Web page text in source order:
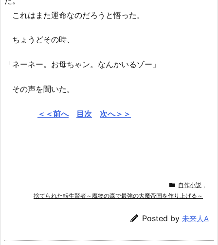
これはまた運命なのだろうと悟った。
ちょうどその時、
「ネーネー。お母ちゃン。なんかいるゾー」
その声を聞いた。
＜＜前へ 目次 次へ＞＞
自作小説 ,
捨てられた転生賢者～魔物の森で最強の大魔帝国を作り上げる～
Posted by 未来人A